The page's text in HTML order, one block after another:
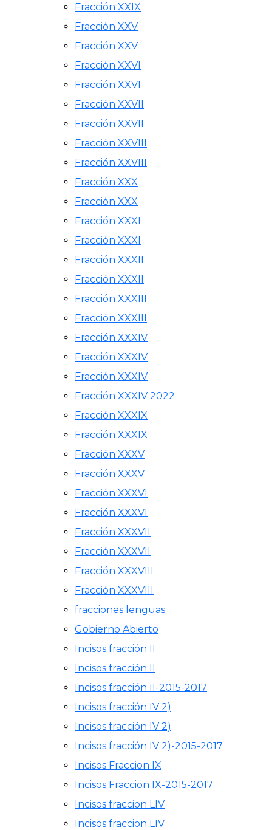
Fracción XXIX
Fracción XXV
Fracción XXV
Fracción XXVI
Fracción XXVI
Fracción XXVII
Fracción XXVII
Fracción XXVIII
Fracción XXVIII
Fracción XXX
Fracción XXX
Fracción XXXI
Fracción XXXI
Fracción XXXII
Fracción XXXII
Fracción XXXIII
Fracción XXXIII
Fracción XXXIV
Fracción XXXIV
Fracción XXXIV
Fracción XXXIV 2022
Fracción XXXIX
Fracción XXXIX
Fracción XXXV
Fracción XXXV
Fracción XXXVI
Fracción XXXVI
Fracción XXXVII
Fracción XXXVII
Fracción XXXVIII
Fracción XXXVIII
fracciones lenguas
Gobierno Abierto
Incisos fracción II
Incisos fracción II
Incisos fracción II-2015-2017
Incisos fracción IV 2)
Incisos fracción IV 2)
Incisos fracción IV 2)-2015-2017
Incisos Fraccion IX
Incisos Fraccion IX-2015-2017
Incisos fraccion LIV
Incisos fraccion LIV